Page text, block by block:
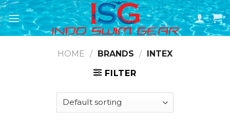
Skip
to
content
HOME / BRANDS / INTEX
FILTER